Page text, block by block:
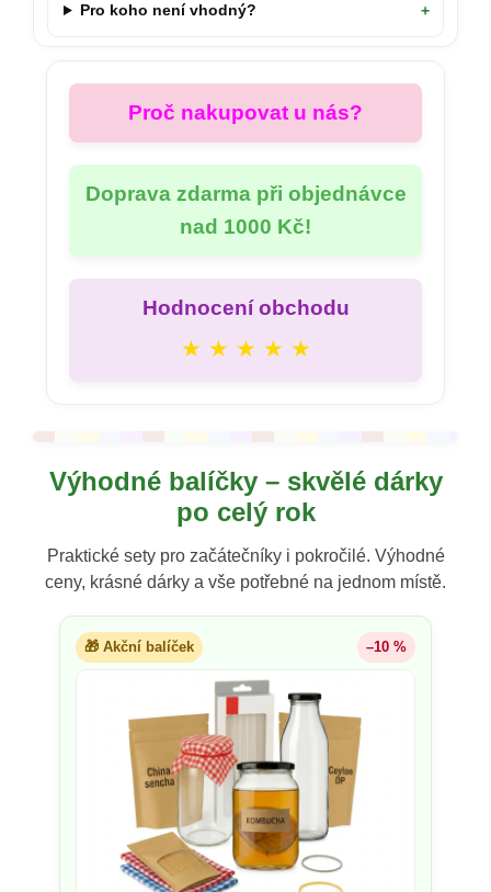
Pro koho není vhodný?
Proč nakupovat u nás?
Doprava zdarma při objednávce
nad 1000 Kč!
Hodnocení obchodu
★ ★ ★ ★ ★
Výhodné balíčky – skvělé dárky
po celý rok
Praktické sety pro začátečníky i pokročilé. Výhodné
ceny, krásné dárky a vše potřebné na jednom místě.
🎁 Akční balíček –10 %